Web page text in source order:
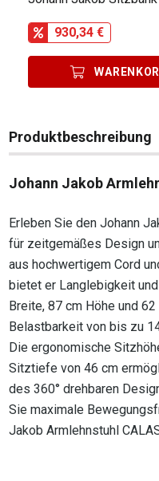
930,34 €
Produktbeschreibung
Johann Jakob
Erleben Sie den Johann
für zeitgemäßes Design
aus hochwertigem Cord
bietet er Langlebigkeit
Breite, 87 cm Höhe und
Belastbarkeit von bis zu
Die ergonomische
Sitztiefe von 46 cm
des 360° drehbaren
Sie maximale
Jakob Armlehnstuhl